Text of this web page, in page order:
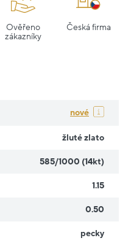
Ověřeno
zákazníky
Česká firma
nové
žluté zlato
585/1000 (14kt)
1.15
0.50
pecky